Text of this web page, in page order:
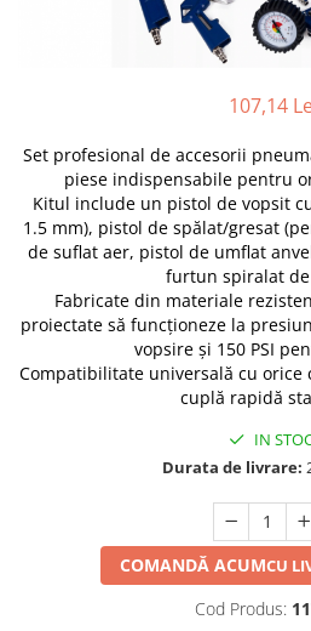
compresoare
Cricuri Auto Hidraulice
Pneumatice si Trapezoidale
Cricuri trapezoidale
Feon Electric
Generatoare curent
Macarale și vinciuri
Masini de gaurit si Insurubat
Motoare electrice
Protectia muncii
Pistol de vopsit
Pompe
Rotopercutoare si bormasini
Taiat gresie si faianta
Uz intern
Ventilatoare radiatoare
umidificatoare
107,14
Set profesional de accesorii
piese indispensabile pentru
Kitul include un pistol de vopsit
1.5 mm), pistol de spălat/gresat
de suflat aer, pistol de umflat
furtun spiralat
Fabricate din materiale
proiectate să funcționeze la
vopsire și 150 PSI
Compatibilitate universală cu orice
cuplă rapidă
IN
Durata de livrare:
COMANDĂ ACUMCU
Cod Produs: